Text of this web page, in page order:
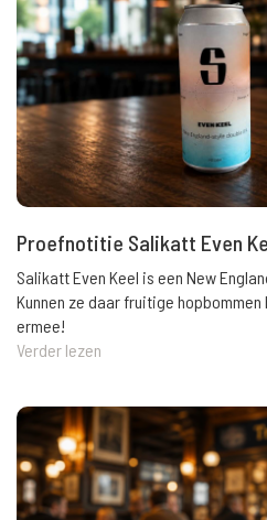
Proefnotitie Salikatt Even
Salikatt Even Keel is een New
Kunnen ze daar fruitige
ermee!
Verder lezen